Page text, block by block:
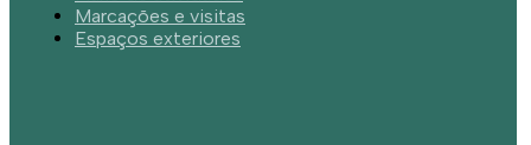
Marcações e visitas
Espaços exteriores